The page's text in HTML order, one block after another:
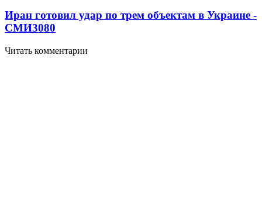
Иран готовил удар по трем объектам в Украине -
СМИ3080
Читать комментарии